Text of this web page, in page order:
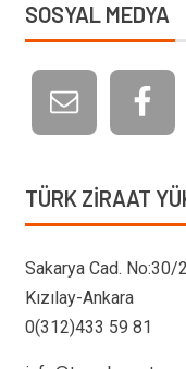
SOSYAL MEDYA
TÜRK ZIRAAT
Sakarya Cad. No:30/2
Kızılay-Ankara
0(312)433 59 81